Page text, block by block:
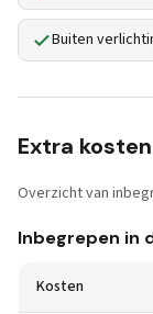
Buiten
Extra kosten
Overzicht van
Inbegrepen in
Kosten